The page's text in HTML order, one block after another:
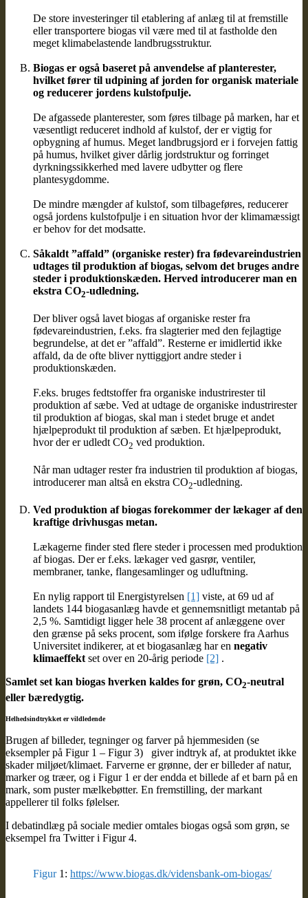
De store investeringer til etablering af anlæg til at fremstille
eller transportere biogas vil være med til at fastholde den
meget klimabelastende landbrugsstruktur.
Biogas er også baseret på anvendelse af planterester,
hvilket fører til udpining af jorden for organisk materiale
og reducerer jordens kulstofpulje.
De afgassede planterester, som føres tilbage på marken, har et
væsentligt reduceret indhold af kulstof, der er vigtig for
opbygning af humus. Meget landbrugsjord er i forvejen fattig
på humus, hvilket giver dårlig jordstruktur og forringet
dyrkningssikkerhed med lavere udbytter og flere
plantesygdomme.
De mindre mængder af kulstof, som tilbageføres, reducerer
også jordens kulstofpulje i en situation hvor der klimamæssigt
er behov for det modsatte.
Såkaldt ”affald” (organiske rester) fra fødevareindustrien
udtages til produktion af biogas, selvom det bruges andre
steder i produktionskæden. Herved introducerer man en
ekstra CO2-udledning.
Der bliver også lavet biogas af organiske rester fra
fødevareindustrien, f.eks. fra slagterier med den fejlagtige
begrundelse, at det er ”affald”. Resterne er imidlertid ikke
affald, da de ofte bliver nyttiggjort andre steder i
produktionskæden.
F.eks. bruges fedtstoffer fra organiske industrirester til
produktion af sæbe. Ved at udtage de organiske industrirester
til produktion af biogas, skal man i stedet bruge et andet
hjælpeprodukt til produktion af sæben. Et hjælpeprodukt,
hvor der er udledt CO2 ved produktion.
Når man udtager rester fra industrien til produktion af biogas,
introducerer man altså en ekstra CO2-udledning.
Ved produktion af biogas forekommer der lækager af den
kraftige drivhusgas metan.
Lækagerne finder sted flere steder i processen med produktion
af biogas. Der er f.eks. lækager ved gasrør, ventiler,
membraner, tanke, flangesamlinger og udluftning.
En nylig rapport til Energistyrelsen [1] viste, at 69 ud af
landets 144 biogasanlæg havde et gennemsnitligt metantab på
2,5 %. Samtidigt ligger hele 38 procent af anlæggene over
den grænse på seks procent, som ifølge forskere fra Aarhus
Universitet indikerer, at et biogasanlæg har en negativ
klimaeffektset over en 20-årig periode [2] .
Samlet set kan biogas hverken kaldes for grøn, CO2-neutral
eller bæredygtig.
Helhedsindtrykket er vildledende
Brugen af billeder, tegninger og farver på hjemmesiden (se
eksempler på Figur 1 – Figur 3) giver indtryk af, at produktet ikke
skader miljøet/klimaet. Farverne er grønne, der er billeder af natur,
marker og træer, og i Figur 1 er der endda et billede af et barn på en
mark, som puster mælkebøtter. En fremstilling, der markant
appellerer til folks følelser.
I debatindlæg på sociale medier omtales biogas også som grøn, se
eksempel fra Twitter i Figur 4.
Figur 1: https://www.biogas.dk/vidensbank-om-biogas/